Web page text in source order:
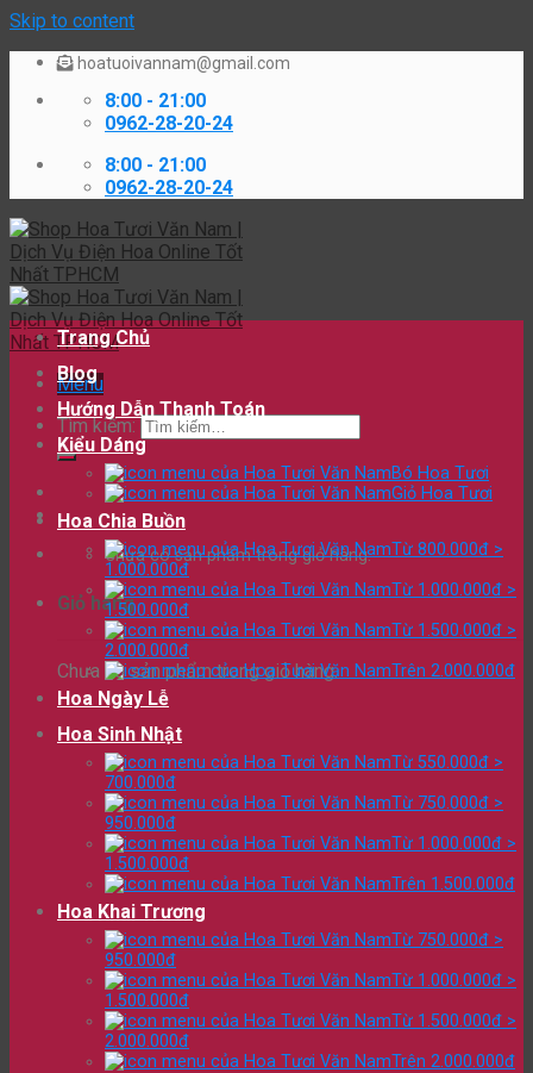
Skip to content
hoatuoivannam@gmail.com
8:00 - 21:00
0962-28-20-24
8:00 - 21:00
0962-28-20-24
Menu
Tìm kiếm:
Chưa có sản phẩm trong giỏ hàng.
Giỏ hàng
Chưa có sản phẩm trong giỏ hàng.
Trang Chủ
Blog
Hướng Dẫn Thanh Toán
Kiểu Dáng
Bó Hoa Tươi
Giỏ Hoa Tươi
Hoa Chia Buồn
Từ 800.000đ >
1.000.000đ
Từ 1.000.000đ >
1.500.000đ
Từ 1.500.000đ >
2.000.000đ
Trên 2.000.000đ
Hoa Ngày Lễ
Hoa Sinh Nhật
Từ 550.000đ >
700.000đ
Từ 750.000đ >
950.000đ
Từ 1.000.000đ >
1.500.000đ
Trên 1.500.000đ
Hoa Khai Trương
Từ 750.000đ >
950.000đ
Từ 1.000.000đ >
1.500.000đ
Từ 1.500.000đ >
2.000.000đ
Trên 2.000.000đ